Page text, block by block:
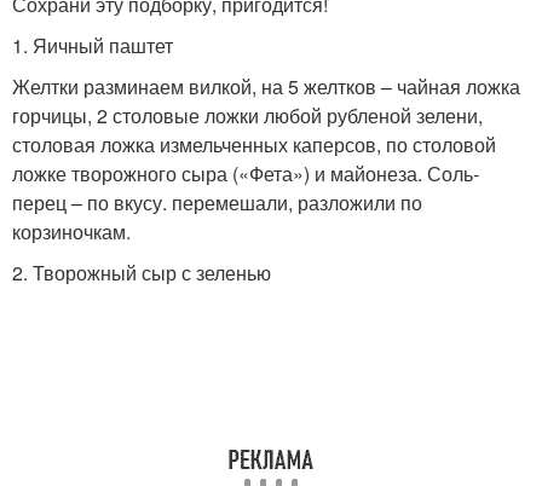
1. Яичный паштет
Желтки разминаем вилкой, на 5 желтков – чайная ложка
горчицы, 2 столовые ложки любой рубленой зелени,
столовая ложка измельченных каперсов, по столовой
ложке творожного сыра («Фета») и майонеза. Соль-
перец – по вкусу. перемешали, разложили по
корзиночкам.
2. Творожный сыр с зеленью